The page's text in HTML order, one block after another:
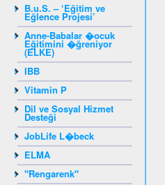
B.u.S. – ‘Eğitim ve
Eğlence Projesi’
Anne-Babalar �ocuk
Eğitimini �ğreniyor
(ELKE)
IBB
Vitamin P
Dil ve Sosyal Hizmet
Desteği
JobLife L�beck
ELMA
"Rengarenk"